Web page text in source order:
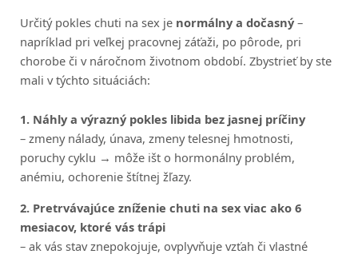
Určitý pokles chuti na sex je normálny a dočasný–
napríklad pri veľkej pracovnej záťaži, po pôrode, pri
chorobe či v náročnom životnom období. Zbystrieť by ste
mali v týchto situáciách:
1. Náhly a výrazný pokles libida bez jasnej príčiny
– zmeny nálady, únava, zmeny telesnej hmotnosti,
poruchy cyklu → môže išt o hormonálny problém,
anémiu, ochorenie štítnej žľazy.
2. Pretrvávajúce zníženie chuti na sex viac ako 6
mesiacov, ktoré vás trápi
– ak vás stav znepokojuje, ovplyvňuje vzťah či vlastné